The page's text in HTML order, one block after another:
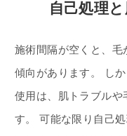
自己処理
施術間隔が空くと、毛
傾向があります。 し
使用は、肌トラブルや
す。 可能な限り自己